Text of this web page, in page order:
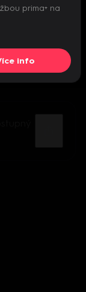
prima+ na
info